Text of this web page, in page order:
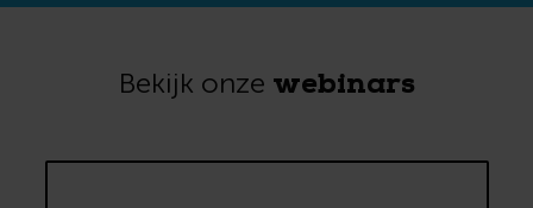
Bekijk onze webinars